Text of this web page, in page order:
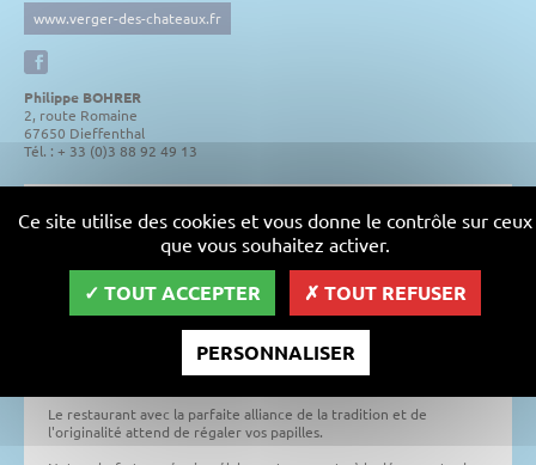
www.verger-des-chateaux.fr
Philippe BOHRER
2, route Romaine
67650 Dieffenthal
Tél. : + 33 (0)3 88 92 49 13
Dans une ambiance inédite, un confort douillet... des couleurs
apaisantes... venez-vous arrêter, vous détendre et apprécier le
calme et la chaleur de nos 32 chambres.
Un univers pour vous sentir chez vous, l'esprit "comme à la maison"
a été la source des rénovations de l'Inter Hôtel Le Verger des
Plus qu'un hôtel, c'est un lieu incontournable... au cœur de la
nature et du vignoble alsacien.
Le restaurant avec la parfaite alliance de la tradition et de
l'originalité attend de régaler vos papilles.
Ce site utilise des cookies et vous donne le contrôle sur ceux
que vous souhaitez activer.
TOUT ACCEPTER TOUT REFUSER
PERSONNALISER